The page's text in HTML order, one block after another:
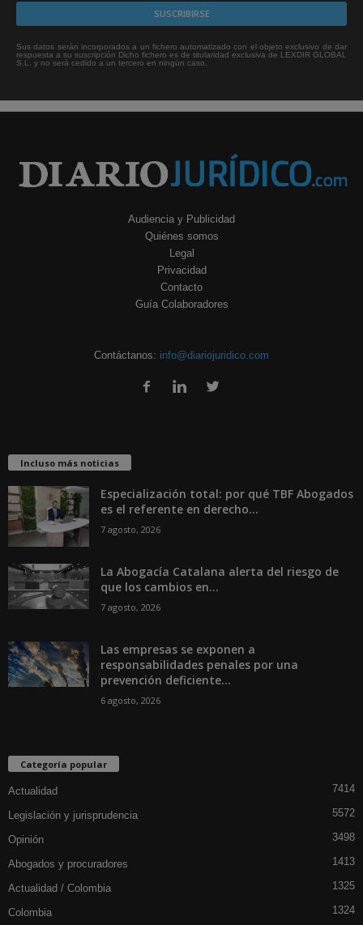
Sus datos serán incorporados a un fichero automatizado con el objeto exclusivo de dar
respuesta a su suscripción Dicho fichero es de titularidad exclusiva de LEXDIR GLOBAL
S.L. y no será cedido a un tercero en ningún caso.
Audiencia y Publicidad
Quiénes somos
Legal
Privacidad
Contacto
Guía Colaboradores
Contáctanos: info@diariojuridico.com
Incluso más noticias
Especialización total: por qué TBF Abogados
es el referente en derecho...
7 agosto, 2026
La Abogacía Catalana alerta del riesgo de
que los cambios en...
7 agosto, 2026
Las empresas se exponen a
responsabilidades penales por una
prevención deficiente...
6 agosto, 2026
Categoría popular
Actualidad 7414
Legislación y jurisprudencia 5572
Opinión 3498
Abogados y procuradores 1413
Actualidad / Colombia 1325
Colombia 1324